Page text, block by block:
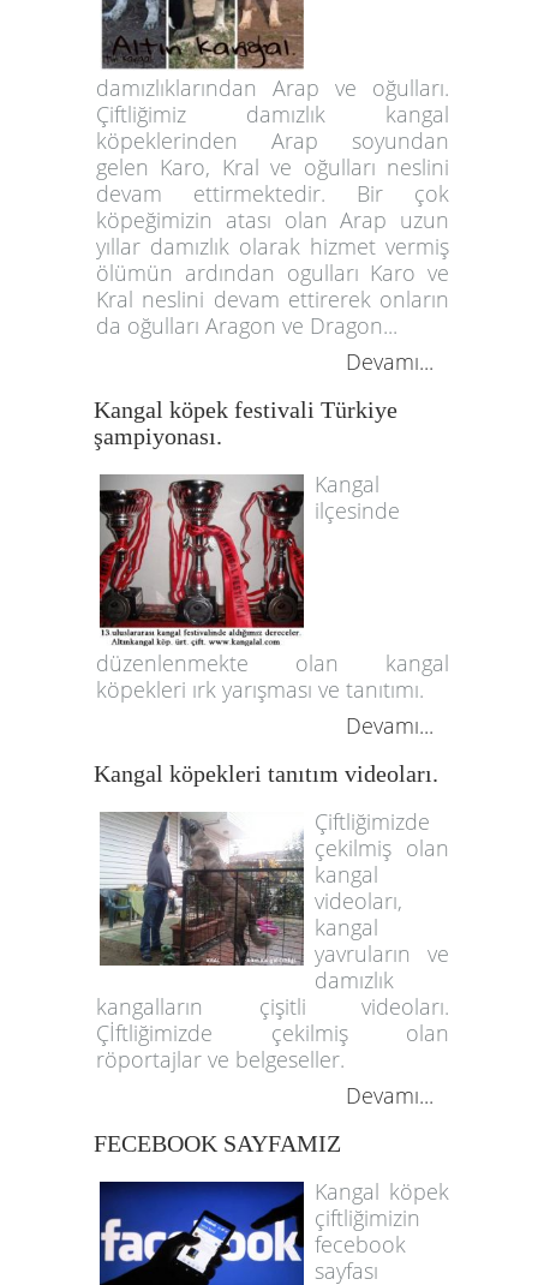
damızlıklarından Arap ve oğulları.
Çiftliğimiz damızlık kangal
köpeklerinden Arap soyundan
gelen Karo, Kral ve oğulları neslini
devam ettirmektedir. Bir çok
köpeğimizin atası olan Arap uzun
yıllar damızlık olarak hizmet vermiş
ölümün ardından ogulları Karo ve
Kral neslini devam ettirerek onların
da oğulları Aragon ve Dragon...
Devamı...
Kangal köpek festivali Türkiye
şampiyonası.
Kangal
ilçesinde
düzenlenmekte olan kangal
köpekleri ırk yarışması ve tanıtımı.
Devamı...
Kangal köpekleri tanıtım videoları.
Çiftliğimizde
çekilmiş olan
kangal
videoları,
kangal
yavruların ve
damızlık
kangalların çişitli videoları.
Çİftliğimizde çekilmiş olan
röportajlar ve belgeseller.
Devamı...
FECEBOOK SAYFAMIZ
Kangal köpek
çiftliğimizin
fecebook
sayfası